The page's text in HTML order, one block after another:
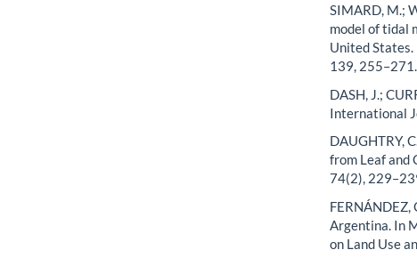
SIMARD, M.;
model of tidal
United States.
139, 255–271.
DASH, J.;
International
DAUGHTRY,
from Leaf and
74(2),
FERNÁNDEZ,
Argentina. In
on Land Use